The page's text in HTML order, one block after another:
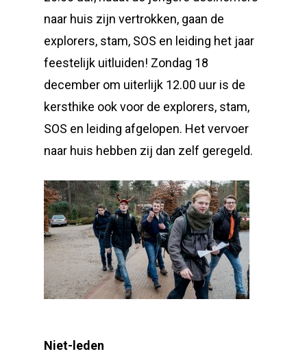
naar huis zijn vertrokken, gaan de
explorers, stam, SOS en leiding het jaar
feestelijk uitluiden! Zondag 18
december om uiterlijk 12.00 uur is de
kersthike ook voor de explorers, stam,
SOS en leiding afgelopen. Het vervoer
naar huis hebben zij dan zelf geregeld.
Niet-leden